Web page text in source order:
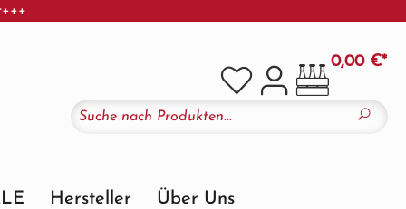
0,00 €*
Hersteller Über Uns